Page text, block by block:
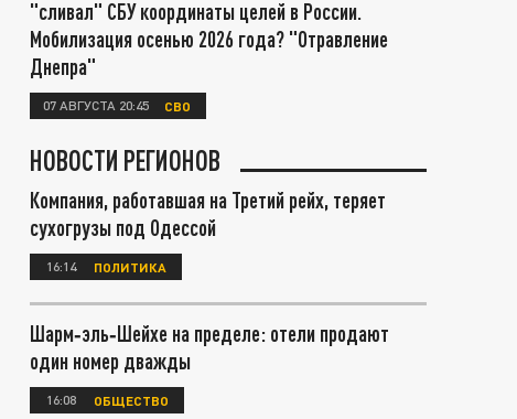
"сливал" СБУ координаты целей в России.
Мобилизация осенью 2026 года? "Отравление
Днепра"
07 АВГУСТА 20:45 СВО
НОВОСТИ РЕГИОНОВ
Компания, работавшая на Третий рейх, теряет
сухогрузы под Одессой
16:14 ПОЛИТИКА
Шарм‑эль‑Шейхе на пределе: отели продают
один номер дважды
16:08 ОБЩЕСТВО